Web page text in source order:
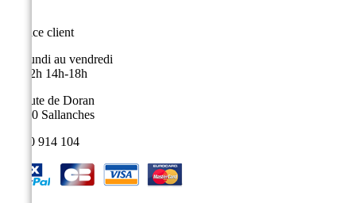
Service client
Du lundi au vendredi
9h-12h 14h-18h
9, route de Doran
74700 Sallanches
04 50 914 104